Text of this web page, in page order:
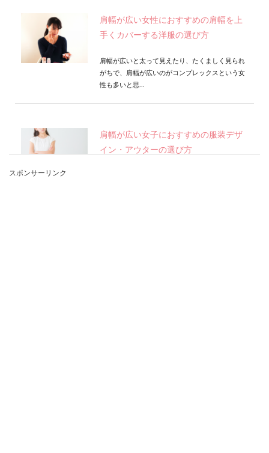
肩幅が広い女性におすすめの肩幅を上
手くカバーする洋服の選び方
肩幅が広いと太って見えたり、たくましく見られ
がちで、肩幅が広いのがコンプレックスという女
性も多いと思...
肩幅が広い女子におすすめの服装デザ
イン・アウターの選び方
スポンサーリンク